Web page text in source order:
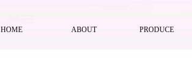
HOME ABOUT PRODUCE